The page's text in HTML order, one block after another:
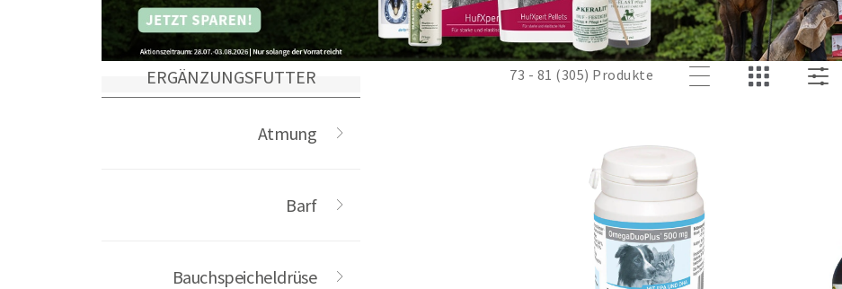
ERGÄNZUNGSFUTTER
Atmung
Barf
Bauchspeicheldrüse
73 - 81 (305) Produkte